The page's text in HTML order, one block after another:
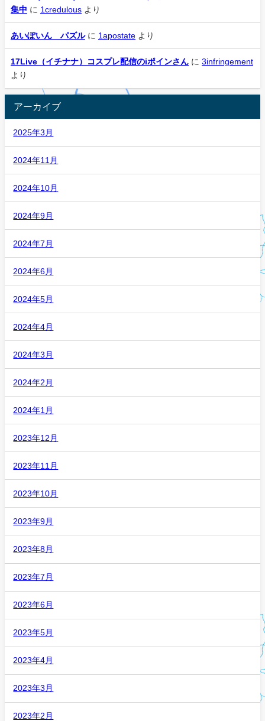
集中 に 1credulous より
あいぽいん パズルに 1apostate より
17Live（イチナナ）コスプレ配信のiポインさん に 3infringement
より
アーカイブ
2025年3月
2024年11月
2024年10月
2024年9月
2024年7月
2024年6月
2024年5月
2024年4月
2024年3月
2024年2月
2024年1月
2023年12月
2023年11月
2023年10月
2023年9月
2023年8月
2023年7月
2023年6月
2023年5月
2023年4月
2023年3月
2023年2月